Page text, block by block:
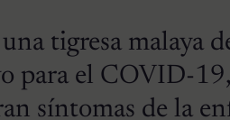
tigresa malaya
para el COVID-
síntomas de la